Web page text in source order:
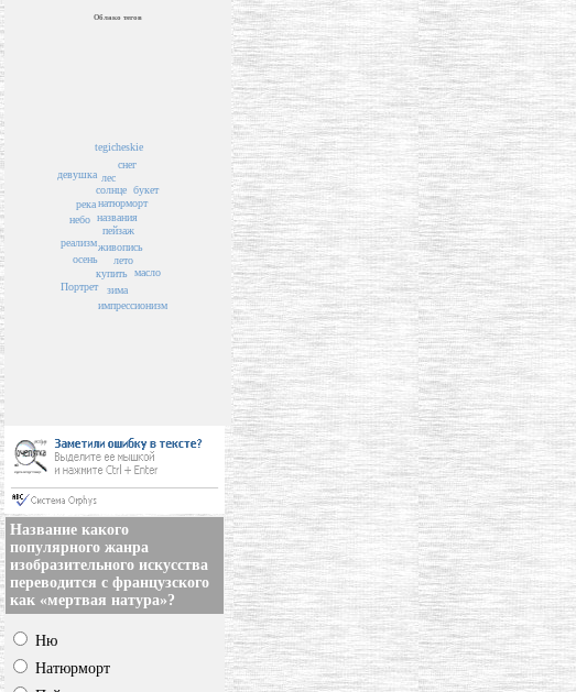
Облако тегов
пейзаж
названия
живопись
лето
натюрморт
купить
солнце
лес
зима
осень
букет
масло
река
снег
tegicheskie
реализм
небо
импрессионизм
Портрет
девушка
Название какого
популярного жанра
изобразительного искусства
переводится с французского
как «мертвая натура»?
Ню
Натюрморт